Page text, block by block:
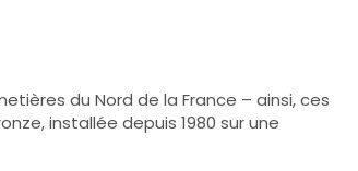
du Nord de la France – ainsi, ces
installée depuis 1980 sur une